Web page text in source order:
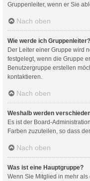
Gruppenleiter, wenn er Sie
Nach oben
Wie werde ich Gruppenleiter?
Der Leiter einer Gruppe wird
festgelegt, wenn die Gruppe
Benutzergruppe erstellen
kontaktieren.
Nach oben
Weshalb werden
Es ist der Board-
Farben zuzuteilen, so dass
Nach oben
Was ist eine Hauptgruppe?
Wenn Sie Mitglied in mehr